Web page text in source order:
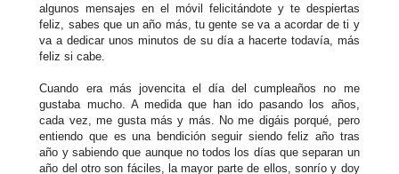
algunos mensajes en el móvil felicitándote y te despiertas
feliz, sabes que un año más, tu gente se va a acordar de ti y
va a dedicar unos minutos de su día a hacerte todavía, más
feliz si cabe.
Cuando era más jovencita el día del cumpleaños no me
gustaba mucho. A medida que han ido pasando los años,
cada vez, me gusta más y más. No me digáis porqué, pero
entiendo que es una bendición seguir siendo feliz año tras
año y sabiendo que aunque no todos los días que separan un
año del otro son fáciles, la mayor parte de ellos, sonrío y doy